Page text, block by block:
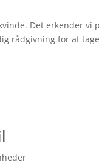
Det erkender
rådgivning for at